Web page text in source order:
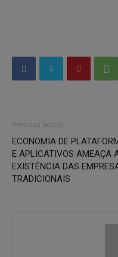
Previous article
ECONOMIA DE
E APLICATIVOS AMEAÇA
EXISTÊNCIA DAS
TRADICIONAIS